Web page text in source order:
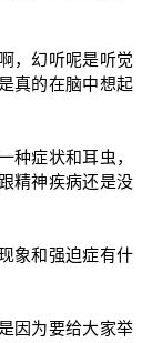
，幻听呢是听觉
真的在脑中想起
种症状和耳虫，
精神疾病还是没
象和强迫症有什
因为要给大家举